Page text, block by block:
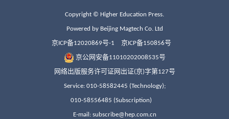
Copyright © Higher Education Press.
Powered by Beijing Magtech Co. Ltd
京ICP备12020869号-1 京ICP备150856号
京公网安备11010202008535号
网络出版服务许可证网出证(京)字第127号
Service: 010-58582445 (Technology);
010-58556485 (Subscription)
E-mail: subscribe@hep.com.cn